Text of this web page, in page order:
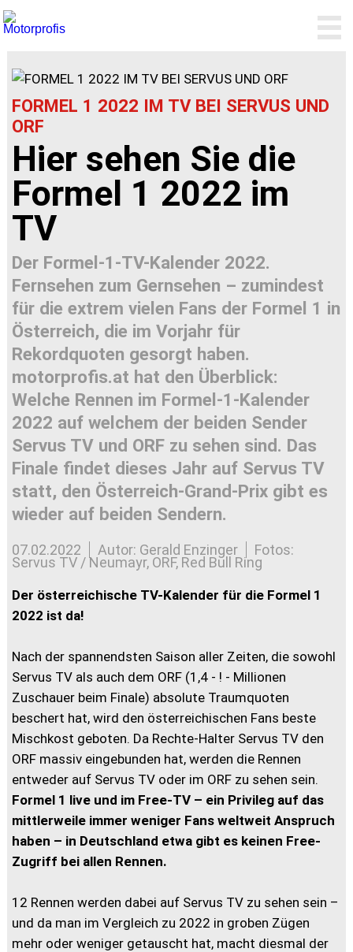
FORMEL 1 2022 IM TV BEI SERVUS UND
ORF
Hier sehen Sie die
Formel 1 2022 im
TV
Der Formel-1-TV-Kalender 2022.
Fernsehen zum Gernsehen – zumindest
für die extrem vielen Fans der Formel 1 in
Österreich, die im Vorjahr für
Rekordquoten gesorgt haben.
motorprofis.at hat den Überblick:
Welche Rennen im Formel-1-Kalender
2022 auf welchem der beiden Sender
Servus TV und ORF zu sehen sind. Das
Finale findet dieses Jahr auf Servus TV
statt, den Österreich-Grand-Prix gibt es
wieder auf beiden Sendern.
07.02.2022 Autor: Gerald Enzinger Fotos:
Servus TV / Neumayr, ORF, Red Bull Ring
Der österreichische TV-Kalender für die Formel 1
2022 ist da!
Nach der spannendsten Saison aller Zeiten, die sowohl
Servus TV als auch dem ORF (1,4 - ! - Millionen
Zuschauer beim Finale) absolute Traumquoten
beschert hat, wird den österreichischen Fans beste
Mischkost geboten. Da Rechte-Halter Servus TV den
ORF massiv eingebunden hat, werden die Rennen
entweder auf Servus TV oder im ORF zu sehen sein.
Formel 1 live und im Free-TV – ein Privileg auf das
mittlerweile immer weniger Fans weltweit Anspruch
haben – in Deutschland etwa gibt es keinen Free-
Zugriff bei allen Rennen.
12 Rennen werden dabei auf Servus TV zu sehen sein –
und da man im Vergleich zu 2022 in groben Zügen
mehr oder weniger getauscht hat, macht diesmal der